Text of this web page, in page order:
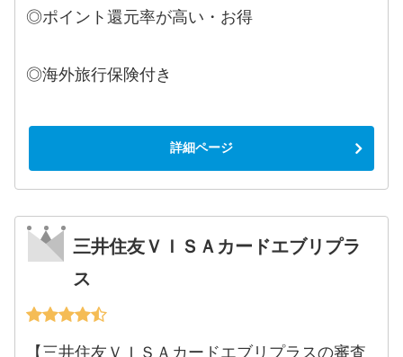
◎ポイント還元率が高い・お得
◎海外旅行保険付き
詳細ページ
三井住友ＶＩＳＡカードエブリプラ
ス
【三井住友ＶＩＳＡカードエブリプラスの審査